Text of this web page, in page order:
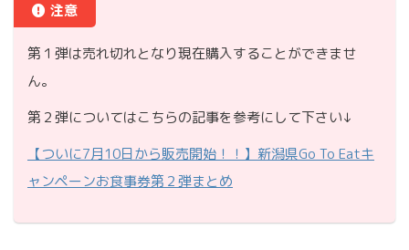
注意
第１弾は売れ切れとなり現在購入することができませ
ん。
第２弾についてはこちらの記事を参考にして下さい↓
【ついに7月10日から販売開始！！】新潟県Go To Eatキ
ャンペーンお食事券第２弾まとめ